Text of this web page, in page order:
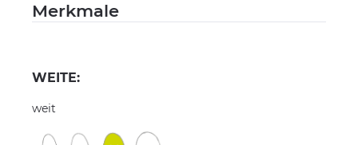
Merkmale
WEITE:
weit